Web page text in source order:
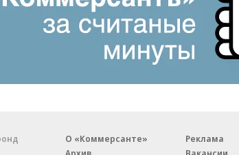
О «Коммерсанте»
Реклама